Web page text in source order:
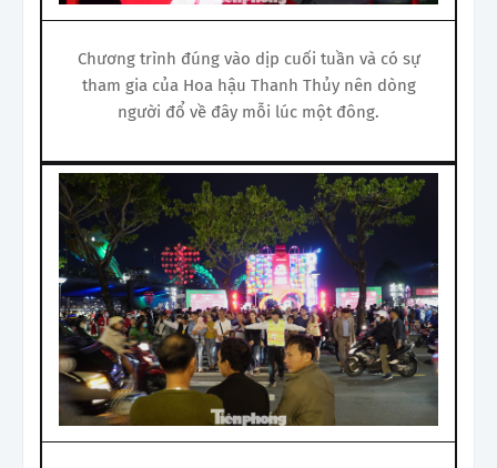
Chương trình đúng vào dịp cuối tuần và có sự
tham gia của Hoa hậu Thanh Thủy nên dòng
người đổ về đây mỗi lúc một đông.